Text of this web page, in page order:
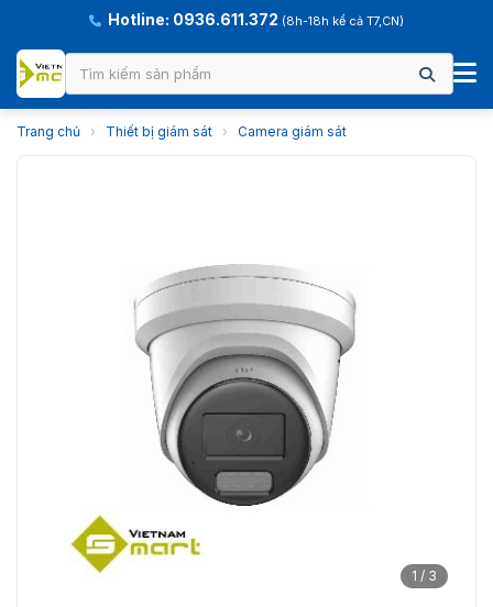
Hotline: 0936.611.372 (8h-18h kể cả T7,CN)
Trang chủ › Thiết bị giám sát › Camera giám sát
1 / 3